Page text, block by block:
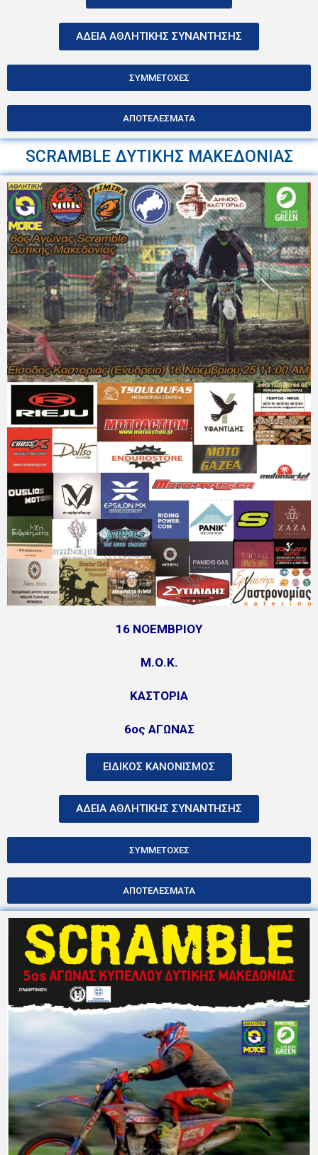
ΑΔΕΙΑ ΑΘΛΗΤΙΚΗΣ ΣΥΝΑΝΤΗΣΗΣ
ΣΥΜΜΕΤΟΧΕΣ
ΑΠΟΤΕΛΕΣΜΑΤΑ
SCRAMBLE ΔΥΤΙΚΗΣ ΜΑΚΕΔΟΝΙΑΣ
16 ΝΟΕΜΒΡΙΟΥ
Μ.Ο.Κ.
ΚΑΣΤΟΡΙΑ
6ος ΑΓΩΝΑΣ
ΕΙΔΙΚΟΣ ΚΑΝΟΝΙΣΜΟΣ
ΑΔΕΙΑ ΑΘΛΗΤΙΚΗΣ ΣΥΝΑΝΤΗΣΗΣ
ΣΥΜΜΕΤΟΧΕΣ
ΑΠΟΤΕΛΕΣΜΑΤΑ